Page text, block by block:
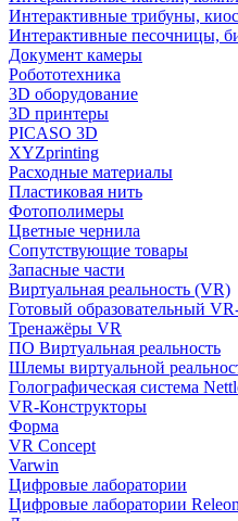
Интерактивные трибуны,
Интерактивные песочницы,
Документ камеры
Робототехника
3D оборудование
3D принтеры
PICASO 3D
XYZprinting
Расходные материалы
Пластиковая нить
Фотополимеры
Цветные чернила
Сопутствующие товары
Запасные части
Виртуальная реальность (VR)
Готовый образовательный
Тренажёры VR
ПО Виртуальная реальность
Шлемы виртуальной
Голографическая система
VR-Конструкторы
Форма
VR Concept
Varwin
Цифровые лаборатории
Цифровые лаборатории Releon